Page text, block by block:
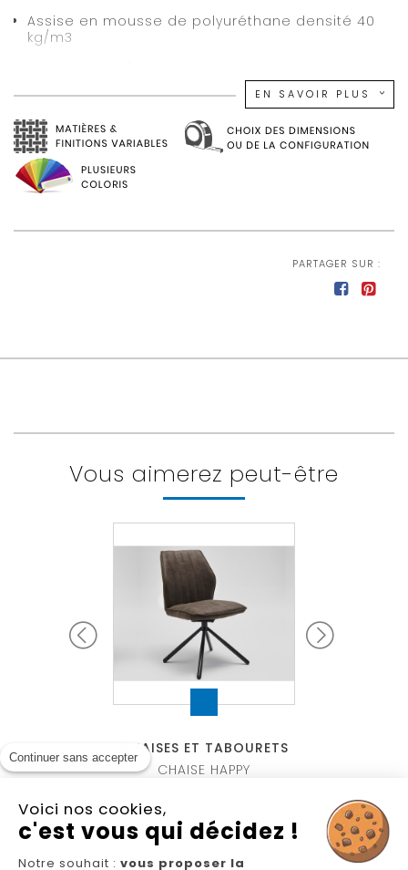
Assise en mousse de polyuréthane densité 40
kg/m3
Structure en métal époxy
L 47 x H 100 x P 44 cm
EN SAVOIR PLUS
PARTAGER SUR :
Vous aimerez peut-être
PISA
CHAISES ET TABOURETS
CHAISE HAPPY
Continuer sans accepter
Voici nos cookies,
c'est vous qui décidez !
Notre souhait : vous proposer la